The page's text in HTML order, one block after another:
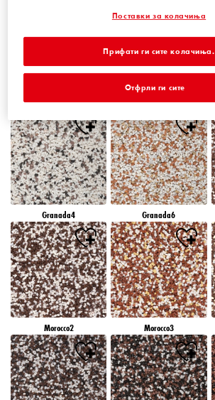
Granada1 Granada2
Granada4 Granada6
Morocco2 Morocco3
Поставки за колачиња
Отфрли ги сите
Прифати ги сите колачиња.